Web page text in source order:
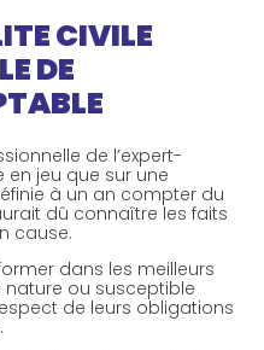
CIVILE
DE
de l’expert-
jeu que sur une
à un an compter du
dû connaître les faits
cause.
dans les meilleurs
ou susceptible
de leurs obligations